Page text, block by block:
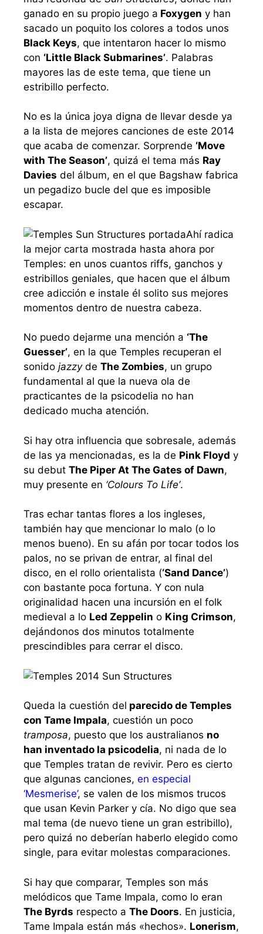
ganado en su propio juego a Foxygen y han
sacado un poquito los colores a todos unos
Black Keys, que intentaron hacer lo mismo
con ‘Little Black Submarines’. Palabras
mayores las de este tema, que tiene un
estribillo perfecto.
No es la única joya digna de llevar desde ya
a la lista de mejores canciones de este 2014
que acaba de comenzar. Sorprende ‘Move
with The Season’, quizá el tema más Ray
Davies del álbum, en el que Bagshaw fabrica
un pegadizo bucle del que es imposible
escapar.
Ahí radica
la mejor carta mostrada hasta ahora por
Temples: en unos cuantos riffs, ganchos y
estribillos geniales, que hacen que el álbum
cree adicción e instale él solito sus mejores
momentos dentro de nuestra cabeza.
No puedo dejarme una mención a ‘The
Guesser’, en la que Temples recuperan el
sonido jazzyde The Zombies, un grupo
fundamental al que la nueva ola de
practicantes de la psicodelia no han
dedicado mucha atención.
Si hay otra influencia que sobresale, además
de las ya mencionadas, es la de Pink Floyd y
su debut The Piper At The Gates of Dawn,
muy presente en ‘Colours To Life’.
Tras echar tantas flores a los ingleses,
también hay que mencionar lo malo (o lo
menos bueno). En su afán por tocar todos los
palos, no se privan de entrar, al final del
disco, en el rollo orientalista (‘Sand Dance’)
con bastante poca fortuna. Y con nula
originalidad hacen una incursión en el folk
medieval a lo Led Zeppelin o King Crimson,
dejándonos dos minutos totalmente
prescindibles para cerrar el disco.
Queda la cuestión del parecido de Temples
con Tame Impala, cuestión un poco
tramposa, puesto que los australianos no
han inventado la psicodelia, ni nada de lo
que Temples tratan de revivir. Pero es cierto
que algunas canciones, en especial
‘Mesmerise’, se valen de los mismos trucos
que usan Kevin Parker y cía. No digo que sea
mal tema (de nuevo tiene un gran estribillo),
pero quizá no deberían haberlo elegido como
single, para evitar molestas comparaciones.
Si hay que comparar, Temples son más
melódicos que Tame Impala, como lo eran
The Byrds respecto a The Doors. En justicia,
Tame Impala están más «hechos». Lonerism,